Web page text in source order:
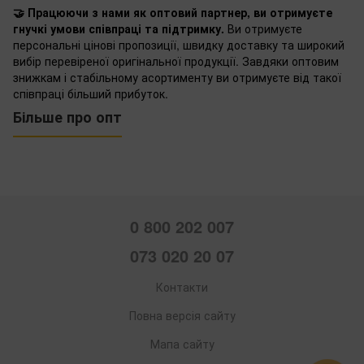
🤝 Працюючи з нами як оптовий партнер, ви отримуєте
гнучкі умови співпраці та підтримку. Ви отримуєте
персональні цінові пропозиції, швидку доставку та широкий
вибір перевіреної оригінальної продукції. Завдяки оптовим
знижкам і стабільному асортименту ви отримуєте від такої
співпраці більший прибуток.
Більше про опт
0 800 202 007
073 020 20 07
Контакти
Повна версія сайту
Мапа сайту